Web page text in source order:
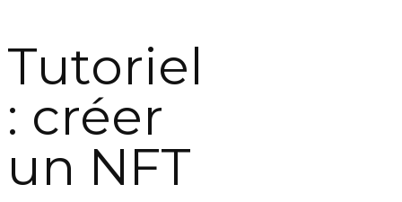
Tutoriel
: créer
un NFT